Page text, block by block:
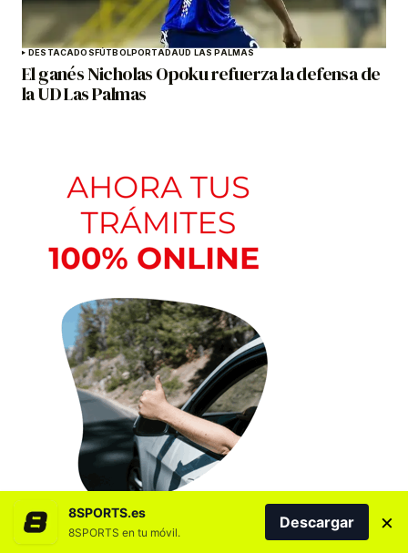
DESTACADOSFÚTBOLPORTADAUD LAS PALMAS
El ganés Nicholas Opoku refuerza la defensa de
la UD Las Palmas
8SPORTS.es
8SPORTS en tu móvil.
Descargar ×